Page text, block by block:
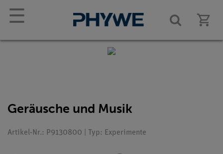
☰
Geräusche und Musik
Artikel-Nr.: P9130800 | Typ: Experimente